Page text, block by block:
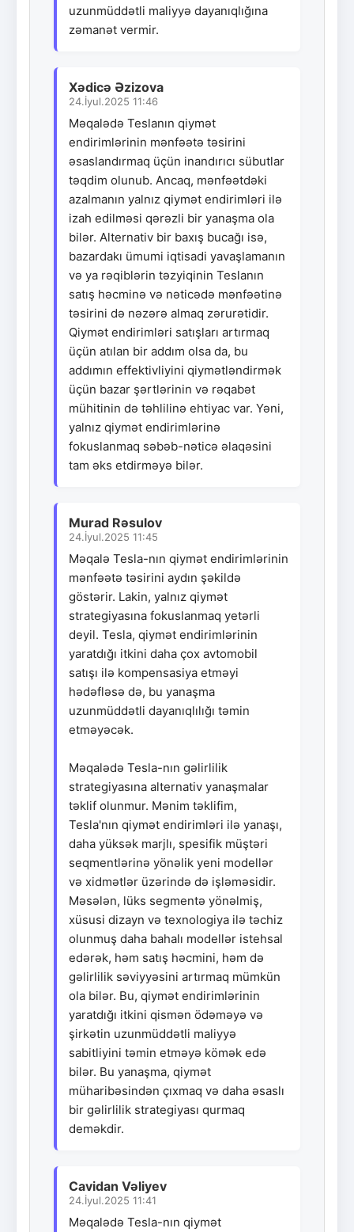
uzunmüddətli maliyyə dayanıqlığına
zəmanət vermir.
Xədicə Əzizova
24.İyul.2025 11:46
Məqalədə Teslanın qiymət
endirimlərinin mənfəətə təsirini
əsaslandırmaq üçün inandırıcı sübutlar
təqdim olunub. Ancaq, mənfəətdəki
azalmanın yalnız qiymət endirimləri ilə
izah edilməsi qərəzli bir yanaşma ola
bilər. Alternativ bir baxış bucağı isə,
bazardakı ümumi iqtisadi yavaşlamanın
və ya rəqiblərin təzyiqinin Teslanın
satış həcminə və nəticədə mənfəətinə
təsirini də nəzərə almaq zərurətidir.
Qiymət endirimləri satışları artırmaq
üçün atılan bir addım olsa da, bu
addımın effektivliyini qiymətləndirmək
üçün bazar şərtlərinin və rəqabət
mühitinin də təhlilinə ehtiyac var. Yəni,
yalnız qiymət endirimlərinə
fokuslanmaq səbəb-nəticə əlaqəsini
tam əks etdirməyə bilər.
Murad Rəsulov
24.İyul.2025 11:45
Məqalə Tesla-nın qiymət endirimlərinin
mənfəətə təsirini aydın şəkildə
göstərir. Lakin, yalnız qiymət
strategiyasına fokuslanmaq yetərli
deyil. Tesla, qiymət endirimlərinin
yaratdığı itkini daha çox avtomobil
satışı ilə kompensasiya etməyi
hədəfləsə də, bu yanaşma
uzunmüddətli dayanıqlılığı təmin
etməyəcək.
Məqalədə Tesla-nın gəlirlilik
strategiyasına alternativ yanaşmalar
təklif olunmur. Mənim təklifim,
Tesla'nın qiymət endirimləri ilə yanaşı,
daha yüksək marjlı, spesifik müştəri
seqmentlərinə yönəlik yeni modellər
və xidmətlər üzərində də işləməsidir.
Məsələn, lüks segmentə yönəlmiş,
xüsusi dizayn və texnologiya ilə təchiz
olunmuş daha bahalı modellər istehsal
edərək, həm satış həcmini, həm də
gəlirlilik səviyyəsini artırmaq mümkün
ola bilər. Bu, qiymət endirimlərinin
yaratdığı itkini qismən ödəməyə və
şirkətin uzunmüddətli maliyyə
sabitliyini təmin etməyə kömək edə
bilər. Bu yanaşma, qiymət
müharibəsindən çıxmaq və daha əsaslı
bir gəlirlilik strategiyası qurmaq
deməkdir.
Cavidan Vəliyev
24.İyul.2025 11:41
Məqalədə Tesla-nın qiymət